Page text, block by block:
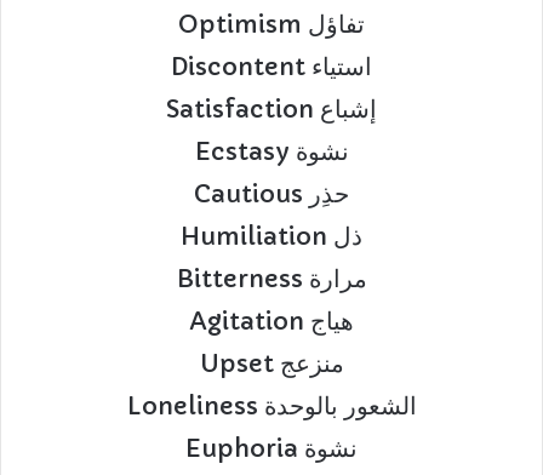
Optimism تفاؤل
Discontent استياء
Satisfaction إشباع
Ecstasy نشوة
Cautious حذِر
Humiliation ذل
Bitterness مرارة
Agitation هياج
Upset منزعج
Loneliness الشعور بالوحدة
Euphoria نشوة